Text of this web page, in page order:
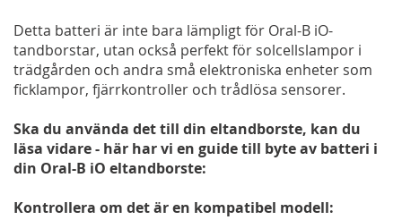
Detta batteri är inte bara lämpligt för Oral-B iO-
tandborstar, utan också perfekt för solcellslampor i
trädgården och andra små elektroniska enheter som
ficklampor, fjärrkontroller och trådlösa sensorer.
Ska du använda det till din eltandborste, kan du
läsa vidare - här har vi en guide till byte av batteri i
din Oral-B iO eltandborste:
Kontrollera om det är en kompatibel modell: